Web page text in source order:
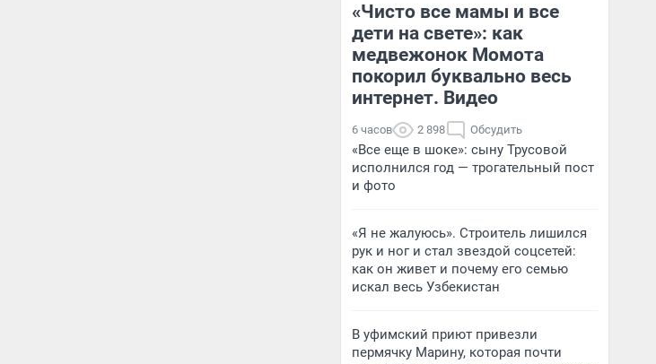
«Чисто все мамы и все
дети на свете»: как
медвежонок Момота
покорил буквально весь
интернет. Видео
6 часов 2 898 Обсудить
«Все еще в шоке»: сыну Трусовой
исполнился год — трогательный пост
и фото
«Я не жалуюсь». Строитель лишился
рук и ног и стал звездой соцсетей:
как он живет и почему его семью
искал весь Узбекистан
В уфимский приют привезли
пермячку Марину, которая почти